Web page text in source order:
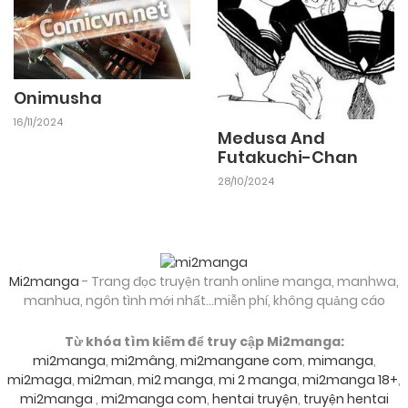
Chapter 57 13/02/2026
Chapter 56 13/02/2026
13/02/2026
Chapter Chuong 52
Chapter Chuong 51 13/02/2026
Onimusha
16/11/2024
Medusa And
Futakuchi-Chan
28/10/2024
Mi2manga - Trang đọc truyện tranh online manga, manhwa,
manhua, ngôn tình mới nhất...miễn phí, không quảng cáo
Từ khóa tìm kiếm để truy cập Mi2manga:
mi2manga, mi2mâng, mi2mangane com, mimanga,
mi2maga, mi2man, mi2 manga, mi 2 manga, mi2manga 18+,
mi2manga , mi2manga com, hentai truyện, truyện hentai